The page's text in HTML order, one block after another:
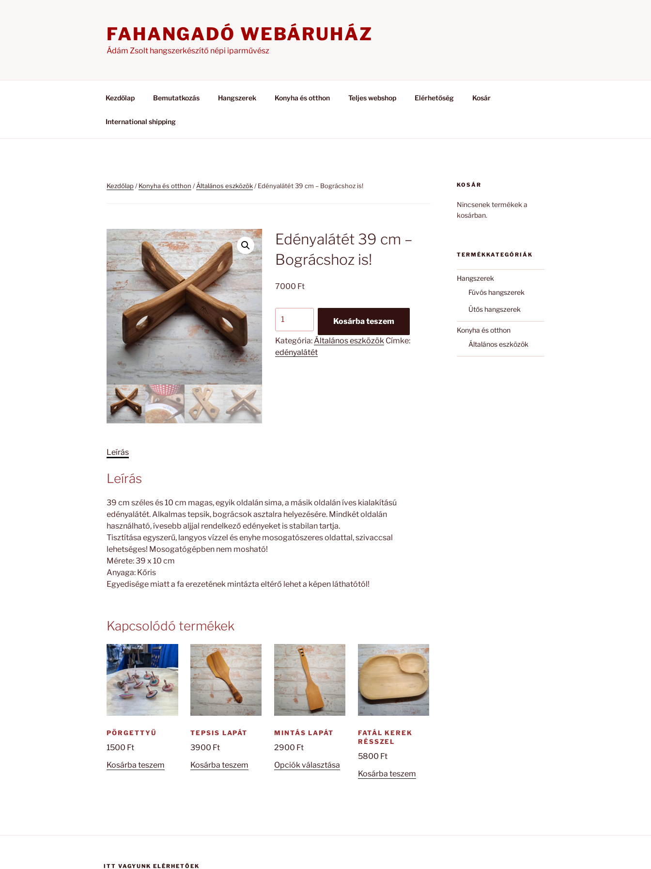
FAHANGADÓ WEBÁRUHÁZ
Ádám Zsolt hangszerkészítő népi iparművész
Kezdőlap Bemutatkozás Hangszerek Konyha és otthon Teljes webshop Elérhetőség Kosár
International shipping
Kezdőlap/Konyha és otthon /Általános eszközök/ Edényalátét 39 cm – Bográcshoz is!
Edényalátét 39 cm –
Bográcshoz is!
7000 Ft
39
cm
Bográcshoz
Kosárba teszem
Kategória: Általános eszközök Címke:
edényalátét
Leírás
Leírás
39 cm széles és 10 cm magas, egyik oldalán sima, a másik oldalán íves kialakítású
edényalátét. Alkalmas tepsik, bográcsok asztalra helyezésére. Mindkét oldalán
használható, ívesebb aljjal rendelkező edényeket is stabilan tartja.
Tisztítása egyszerű, langyos vízzel és enyhe mosogatószeres oldattal, szivaccsal
lehetséges! Mosogatógépben nem mosható!
Mérete: 39 x 10 cm
Anyaga: Kőris
Egyedisége miatt a fa erezetének mintázta eltérő lehet a képen láthatótól!
Kapcsolódó termékek
PÖRGETTYŰ
1500 Ft
Kosárba teszem
TEPSIS LAPÁT
3900 Ft
Kosárba teszem
MINTÁS LAPÁT
2900 Ft
Opciók választásaEnnek
A
FATÁL KEREK
RÉSSZEL
5800 Ft
Kosárba teszem
KOSÁR
Nincsenek termékek a
kosárban.
TERMÉKKATEGÓRIÁK
Hangszerek
Fúvós hangszerek
Ütős hangszerek
Konyha és otthon
Általános eszközök
ITT VAGYUNK ELÉRHETŐEK